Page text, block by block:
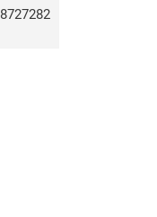
8727282